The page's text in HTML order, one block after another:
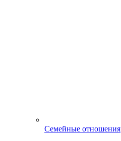
Семейные отношения